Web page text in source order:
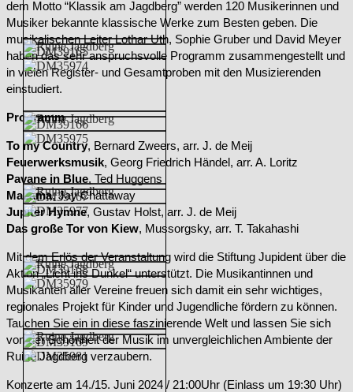
dem Motto “Klassik am Jagdberg” werden 120 Musikerinnen und
Musiker bekannte klassische Werke zum Besten geben. Die
musikalischen Leiter Lothar Uth, Sophie Gruber und David Meyer
haben das sehr anspruchsvolle Programm zusammengestellt und
in vielen Register- und Gesamtproben mit den Musizierenden
einstudiert.
Programm
To my Country, Bernard Zweers, arr. J. de Meij
Feuerwerksmusik, Georg Friedrich Händel, arr. A. Loritz
Pavane in Blue, Ted Huggens
Mazama, Jay Chattaway
Jupiter Hymne, Gustav Holst, arr. J. de Meij
Das große Tor von Kiew, Mussorgsky, arr. T. Takahashi
Mit dem Erlös der Veranstaltung wird die Stiftung Jupident über die
Aktion „Licht ins Dunkel“ unterstützt. Die Musikantinnen und
Musikanten aller Vereine freuen sich damit ein sehr wichtiges,
regionales Projekt für Kinder und Jugendliche fördern zu können.
Tauchen Sie ein in diese faszinierende Welt und lassen Sie sich
von der Schönheit der Musik im unvergleichlichen Ambiente der
Ruine Jagdberg verzaubern.
Konzerte am 14./15. Juni 2024 / 21:00Uhr (Einlass um 19:30 Uhr)